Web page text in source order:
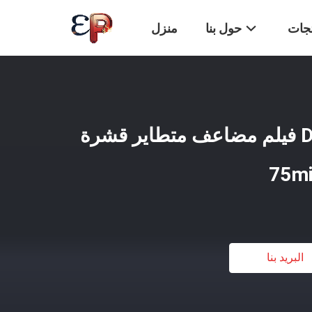
منزل حول بنا
33cm*100m لفة DTF فيلم مضاعف متطاير قشرة
البريد بنا